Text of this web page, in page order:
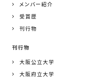
メンバー紹介
受賞歴
刊行物
刊行物
大阪公立大学
大阪府立大学